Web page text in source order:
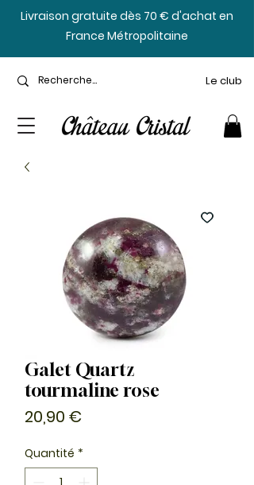
​Livraison gratuite dès 70 € d'achat en
France Métropolitaine
Le club
Galet Quartz
tourmaline rose
20,90 €
Quantité *